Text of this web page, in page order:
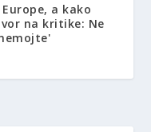
a kako
na kritike: Ne